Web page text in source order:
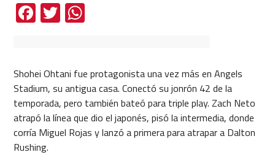
Facebook
TwitterWhatsApp
Shohei Ohtani fue protagonista una vez más en Angels
Stadium, su antigua casa. Conectó su jonrón 42 de la
temporada, pero también bateó para triple play. Zach Neto
atrapó la línea que dio el japonés, pisó la intermedia, donde
corría Miguel Rojas y lanzó a primera para atrapar a Dalton
Rushing.